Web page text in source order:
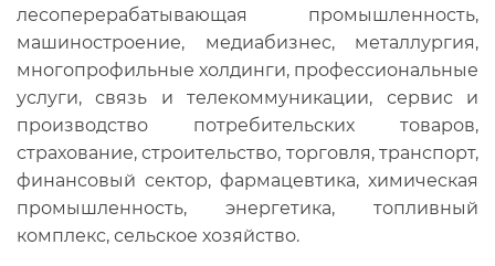
лесоперерабатывающая промышленность,
машиностроение, медиабизнес, металлургия,
многопрофильные холдинги, профессиональные
услуги, связь и телекоммуникации, сервис и
производство потребительских товаров,
страхование, строительство, торговля, транспорт,
финансовый сектор, фармацевтика, химическая
промышленность, энергетика, топливный
комплекс, сельское хозяйство.